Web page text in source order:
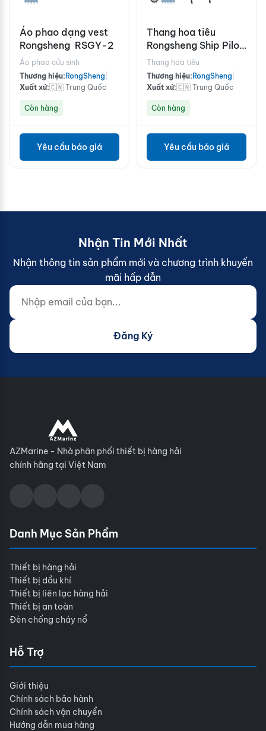
Áo phao dạng vest
Rongsheng RSGY-2
Áo phao cứu sinh
Thương hiệu: RongSheng
Xuất xứ:🇨🇳 Trung Quốc
Còn hàng
Yêu cầu báo giá
Thang hoa tiêu
Rongsheng Ship Pilot
Ladder
Thang hoa tiêu
Thương hiệu: RongSheng
Xuất xứ:🇨🇳 Trung Quốc
Còn hàng
Yêu cầu báo giá
Nhận Tin Mới Nhất
Nhận thông tin sản phẩm mới và chương trình khuyến
mãi hấp dẫn
Nhập email của bạn...
Website (do not fill)
Đăng Ký
AZMarine - Nhà phân phối thiết bị hàng hải
chính hãng tại Việt Nam
Danh Mục Sản Phẩm
Thiết bị hàng hải
Thiết bị dầu khí
Thiết bị liên lạc hàng hải
Thiết bị an toàn
Đèn chống cháy nổ
Hỗ Trợ
Giới thiệu
Chính sách bảo hành
Chính sách vận chuyển
Hướng dẫn mua hàng